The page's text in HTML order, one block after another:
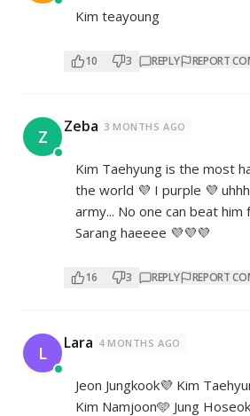
Kim teayoung
10 3 REPLY REPORT
Z Zeba 3 MONTHS AGO
Kim Taehyung is the most
the world 💜 I purple 💜
army... No one can beat him
Sarang haeeee 💜💜💜
16 3 REPLY REPORT
L Lara 4 MONTHS AGO
Jeon Jungkook💜 Kim
Kim Namjoon🩵 Jung